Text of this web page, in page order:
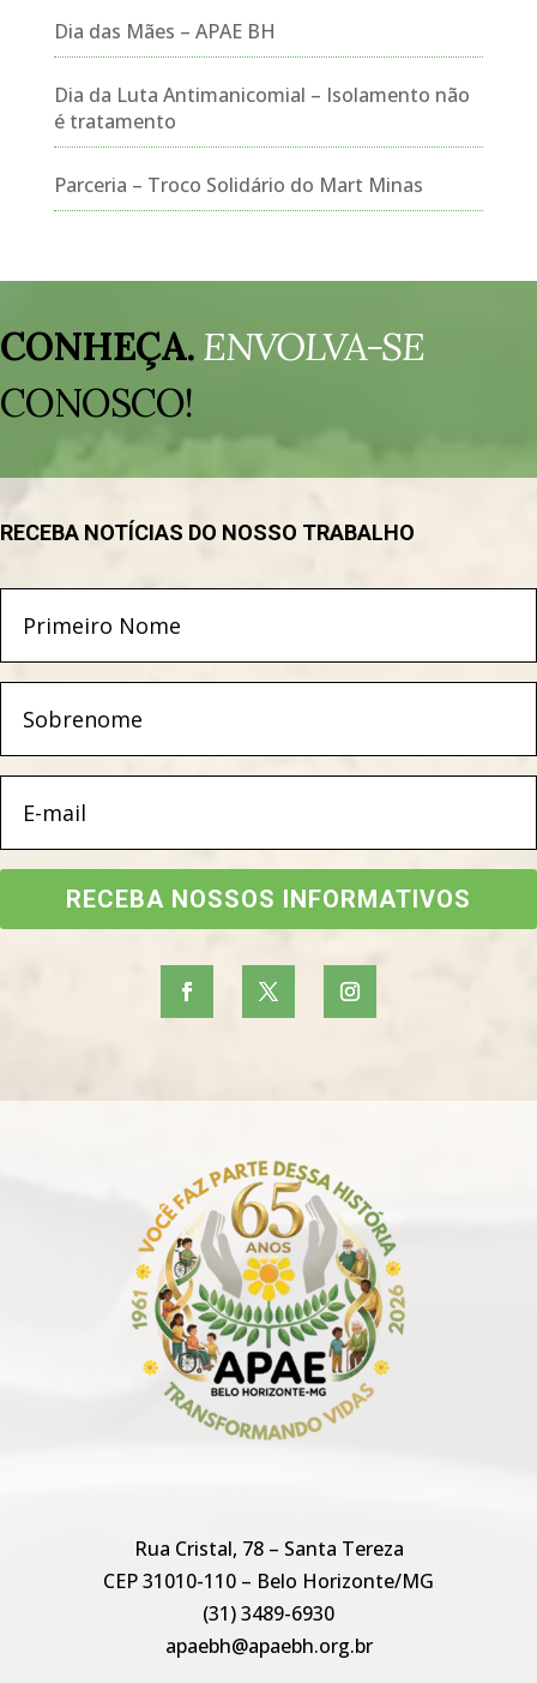
Dia das Mães – APAE BH
Dia da Luta Antimanicomial – Isolamento não
é tratamento
Parceria – Troco Solidário do Mart Minas
de
vídeo
CONHEÇA.ENVOLVA-SE
CONOSCO!
RECEBA NOTÍCIAS DO NOSSO TRABALHO
RECEBA NOSSOS INFORMATIVOS
Rua Cristal, 78 – Santa Tereza
CEP 31010-110 – Belo Horizonte/MG
(31) 3489-6930
apaebh@apaebh.org.br